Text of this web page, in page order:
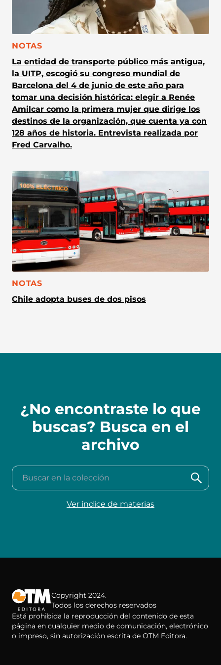
CATEGORÍA:
NOTAS
La entidad de transporte público más antigua,
la UITP, escogió su congreso mundial de
Barcelona del 4 de junio de este año para
tomar una decisión histórica: elegir a Renée
Amilcar como la primera mujer que dirige los
destinos de la organización, que cuenta ya con
128 años de historia. Entrevista realizada por
Fred Carvalho.
CATEGORÍA:
NOTAS
Chile adopta buses de dos pisos
¿No encontraste lo que
buscas? Busca en el
archivo
Buscar en la colección
Ver índice de materias
Copyright 2024.
Todos los derechos reservados
Está prohibida la reproducción del contenido de esta
página en cualquier medio de comunicación, electrónico
o impreso, sin autorización escrita de OTM Editora.